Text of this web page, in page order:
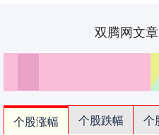
双腾网文
个股涨幅 个股跌幅 个